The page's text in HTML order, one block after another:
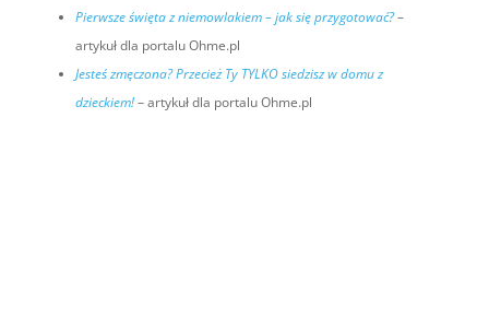
Pierwsze święta z niemowlakiem – jak się przygotować?–
artykuł dla portalu Ohme.pl
Jesteś zmęczona? Przecież Ty TYLKO siedzisz w domu z
dzieckiem!– artykuł dla portalu Ohme.pl